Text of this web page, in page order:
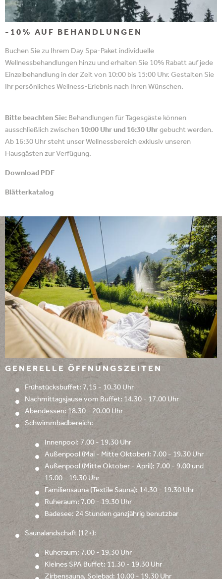
buchbar von 10 -
17:00 Uhr
buchbar von 10 -
17:00 Uhr
buchbar von 10 -
17:00 Uhr
-10% AUF BEHANDLUNGEN
Buchen Sie zu Ihrem Day Spa-Paket individuelle
Wellnessbehandlungen hinzu und erhalten Sie 10% Rabatt auf jede
Einzelbehandlung in der Zeit von 10:00 bis 15:00 Uhr. Gestalten Sie
Ihr persönliches Wellness-Erlebnis nach Ihren Wünschen.
Bitte beachten Sie: Behandlungen für Tagesgäste können
ausschließlich zwischen 10:00 Uhr und 16:30 Uhr gebucht werden.
Ab 16:30 Uhr steht unser Wellnessbereich exklusiv unseren
Hausgästen zur Verfügung.
Download PDF
Blätterkatalog
GENERELLE ÖFFNUNGSZEITEN
Frühstücksbuffet: 7.15 - 10.30 Uhr
Nachmittagsjause vom Buffet: 14.30 - 17.00 Uhr
Abendessen: 18.30 - 20.00 Uhr
Schwimmbadbereich:
Innenpool: 7.00 - 19.30 Uhr
Außenpool (Mai - Mitte Oktober): 7.00 - 19.30 Uhr
Außenpool (Mitte Oktober - April): 7.00 - 9.00 und
15.00 - 19.30 Uhr
Familiensauna (Textile Sauna): 14.30 - 19.30 Uhr
Ruheraum: 7.00 - 19.30 Uhr
Badesee: 24 Stunden ganzjährig benutzbar
Saunalandschaft (12+):
Ruheraum: 7.00 - 19.30 Uhr
Kleines SPA Buffet: 11.30 - 19.30 Uhr
Zirbensauna, Solebad: 10.00 - 19.30 Uhr